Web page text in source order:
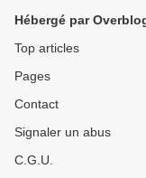
Hébergé par
Top articles
Pages
Contact
Signaler un abus
C.G.U.